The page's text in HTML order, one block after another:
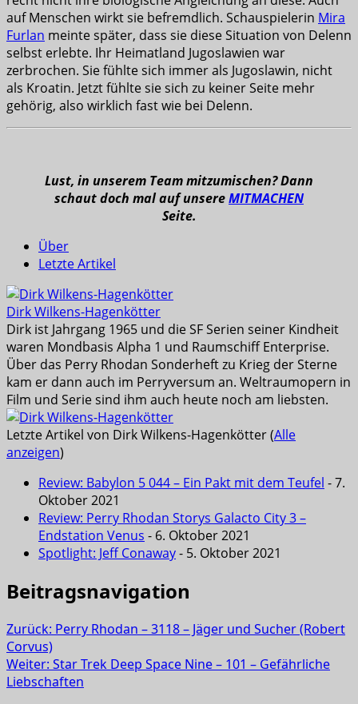
auf Menschen wirkt sie befremdlich. Schauspielerin Mira
Furlan meinte später, dass sie diese Situation von Delenn
selbst erlebte. Ihr Heimatland Jugoslawien war
zerbrochen. Sie fühlte sich immer als Jugoslawin, nicht
als Kroatin. Jetzt fühlte sie sich zu keiner Seite mehr
gehörig, also wirklich fast wie bei Delenn.
Lust, in unserem Team mitzumischen? Dann
schaut doch mal auf unsereMITMACHEN
Seite.
Über
Letzte Artikel
Dirk Wilkens-Hagenkötter
Dirk ist Jahrgang 1965 und die SF Serien seiner Kindheit
waren Mondbasis Alpha 1 und Raumschiff Enterprise.
Über das Perry Rhodan Sonderheft zu Krieg der Sterne
kam er dann auch im Perryversum an. Weltraumopern in
Film und Serie sind ihm auch heute noch am liebsten.
Letzte Artikel von Dirk Wilkens-Hagenkötter(Alle
anzeigen)
Review: Babylon 5 044 – Ein Pakt mit dem Teufel - 7.
Oktober 2021
Review: Perry Rhodan Storys Galacto City 3 –
Endstation Venus - 6. Oktober 2021
Spotlight: Jeff Conaway- 5. Oktober 2021
Beitragsnavigation
Zurück: Perry Rhodan – 3118 – Jäger und Sucher (Robert
Corvus)
Weiter: Star Trek Deep Space Nine – 101 – Gefährliche
Liebschaften